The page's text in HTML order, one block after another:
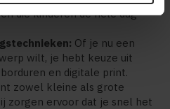
die kinderen de hele dag
Of je nu een
wilt, je hebt keuze uit
en digitale print.
zowel kleine als grote
zorgen ervoor dat je snel het